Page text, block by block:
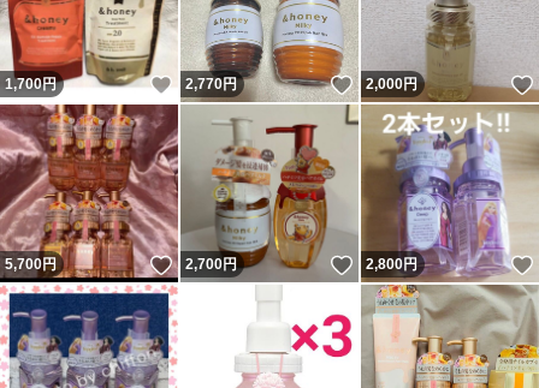
1,700円 いいね！
2,770円 いいね！
2,000円
5,700円 いいね！
2,700円 いいね！
2,800円